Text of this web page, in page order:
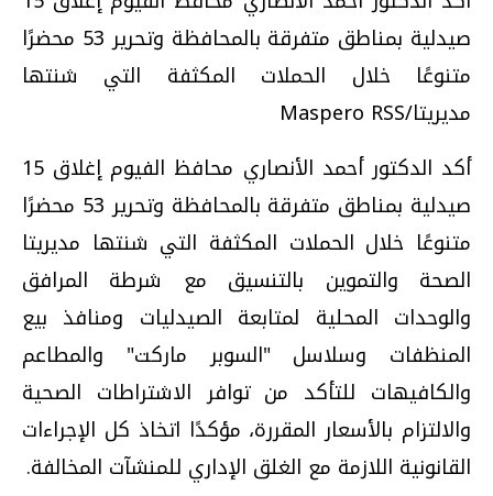
صيدلية بمناطق متفرقة بالمحافظة وتحرير 53 محضرًا
متنوعًا خلال الحملات المكثفة التي شنتها
مديريتا/Maspero RSS
أكد الدكتور أحمد الأنصاري محافظ الفيوم إغلاق 15
صيدلية بمناطق متفرقة بالمحافظة وتحرير 53 محضرًا
متنوعًا خلال الحملات المكثفة التي شنتها مديريتا
الصحة والتموين بالتنسيق مع شرطة المرافق
والوحدات المحلية لمتابعة الصيدليات ومنافذ بيع
المنظفات وسلاسل "السوبر ماركت" والمطاعم
والكافيهات للتأكد من توافر الاشتراطات الصحية
والالتزام بالأسعار المقررة، مؤكدًا اتخاذ كل الإجراءات
القانونية اللازمة مع الغلق الإداري للمنشآت المخالفة.